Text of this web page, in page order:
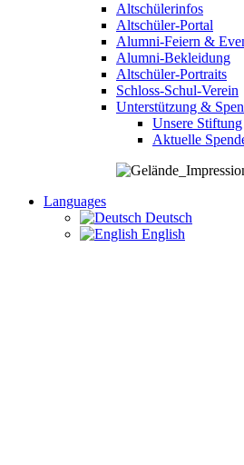
Altschülerinfos
Altschüler-Portal
Alumni-Feiern &
Alumni-Bekleidung
Altschüler-Portraits
Schloss-Schul-Verein
Unterstützung &
Unsere Stiftung
Aktuelle
Languages
Deutsch
English